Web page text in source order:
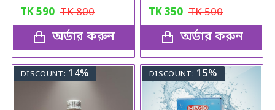
TK590 TK800
অর্ডার করুন
TK350 TK500
অর্ডার করুন
DISCOUNT: 14% DISCOUNT: 15%